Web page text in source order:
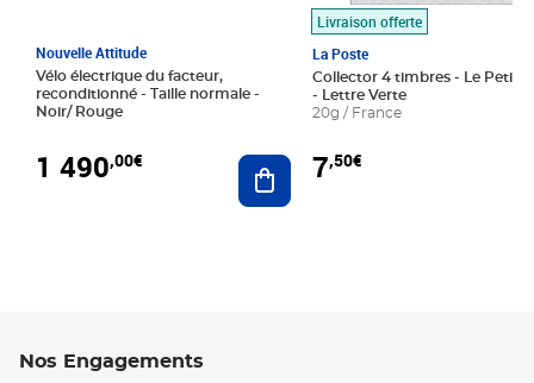
Nouvelle Attitude
Vélo électrique du facteur,
reconditionné - Taille normale -
Noir/ Rouge
1 490,00€ Ajouter au panier
Livraison offerte
La Poste
Collector 4 timbres - Le Petit
- Lettre Verte
20g / France
7,50€
Nos Engagements